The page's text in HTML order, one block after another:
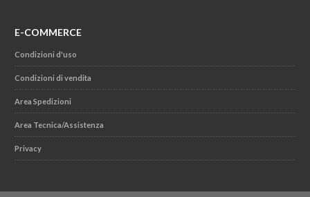
E-COMMERCE
Condizioni d'uso
Condizioni di vendita
Area Spedizioni
Area Tecnica/Assistenza
Privacy